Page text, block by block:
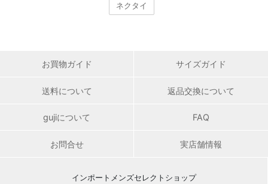
ネクタイ
お買物ガイド サイズガイド
送料について 返品交換について
gujiについて FAQ
お問合せ 実店舗情報
インポートメンズセレクトショップ